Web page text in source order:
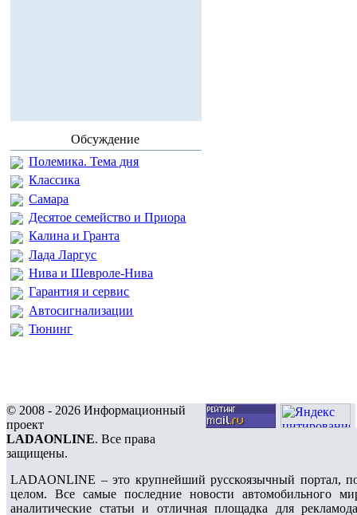
Обсуждение
Полемика. Тема дня
Классика
Самара
Десятое семейство и Приора
Калина и Гранта
Лада Ларгус
Нива и Шевроле-Нива
Гарантия и сервис
Автосигнализации
Тюнинг
© 2008 - 2026 Информационный
проект
LADAONLINE. Все права
защищены.
LADAONLINE – это крупнейший русскоязычный портал,
целом. Все самые последние новости автомобильного
аналитические статьи и отличная площадка для